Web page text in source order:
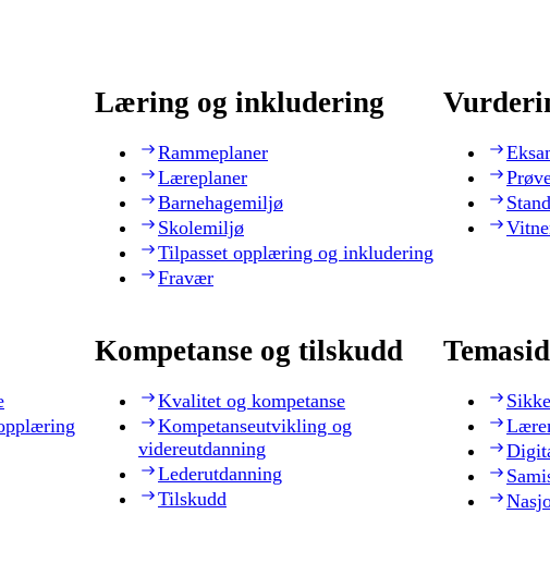
Læring og inkludering
Rammeplaner
Læreplaner
Barnehagemiljø
Skolemiljø
Tilpasset opplæring og inkludering
Fravær
Kompetanse og tilskudd
Kvalitet og kompetanse
Kompetanseutvikling og
videreutdanning
Lederutdanning
Tilskudd